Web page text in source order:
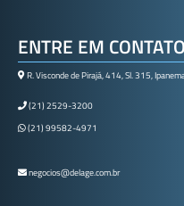
ENTRE EM CONTATO
R. Visconde de Pirajá, 414, Sl. 315,
(21) 2529-3200
(21) 99582-4971
negocios@delage.com.br